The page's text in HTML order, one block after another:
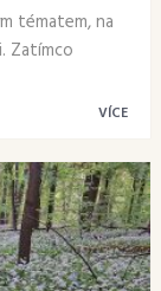
tématem, na
Zatímco
VÍCE